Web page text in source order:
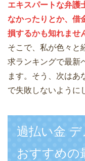
エキスパートな弁護
なかったりとか、借
損するかも知れませ
そこで、私が色々と
求ランキングで最新
ます。そう、次はあ
で失敗しないように
過払い金
おすすめの